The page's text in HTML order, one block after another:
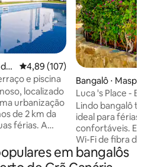
4,89 de uma avaliação média de
4,89 (107)
e piscina
localizado
urbanização
de 2 km da
férias. A
tem um
para
Bangalô ⋅
Luca 's Place -
Internacional
Lindo bangalô
ideal para férias
confortáveis.
Wi-Fi de fibra de
de até 500 Mbps,
conexão
em bangalôs